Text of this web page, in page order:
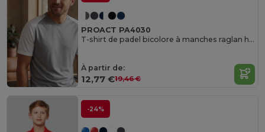
PROACT PA4030
T-shirt de padel bicolore à manches raglan homme
À partir de:
12,77 €19,46 €
-24%